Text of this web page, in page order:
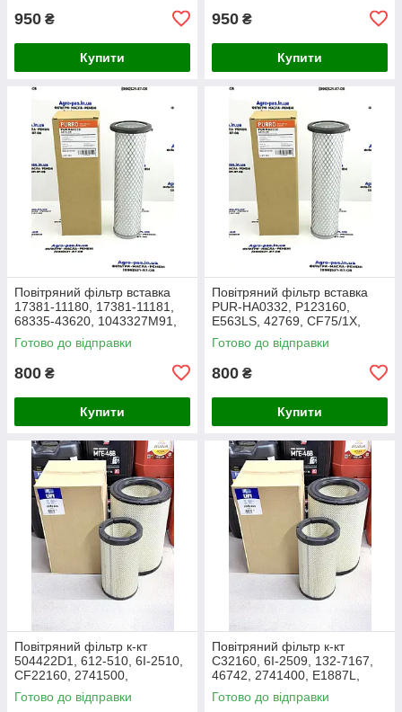
950 ₴
Купити
950 ₴
Купити
Повітряний фільтр вставка
17381-11180, 17381-11181,
68335-43620, 1043327M91,
3438717M1, 1909138,
86504143, PA2489, MD-7134
Готово до відправки
800 ₴
Купити
Повітряний фільтр вставка
PUR-HA0332, P123160,
E563LS, 42769, CF75/1X,
27.016.00, AF1966,
1043327M91, Y05761310,
Готово до відправки
800 ₴
Купити
Повітряний фільтр к-кт
504422D1, 612-510, 6I-2510,
CF22160, 2741500,
AF25138M, P532510, MD-
7624S, SA16024, RS3511,
Готово до відправки
Повітряний фільтр к-кт
C32160, 6I-2509, 132-7167,
46742, 2741400, E1887L,
RS3514, SL5603, P532509,
FJ3468, MD-7624,
Готово до відправки